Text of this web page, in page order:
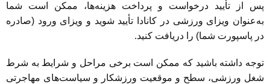
پس از تأیید درخواست و پرداخت هزینه‌ها، ممکن است شما
به‌عنوان ویزای ورزشی در کانادا تأیید شوید و ویزای ورود (صادره
در پاسپورت شما) را دریافت کنید.
توجه داشته باشید که ممکن است برخی مراحل و شرایط به شرط
شغل ورزشی، سطح و موقعیت ورزشکار و سیاست‌های مهاجرتی